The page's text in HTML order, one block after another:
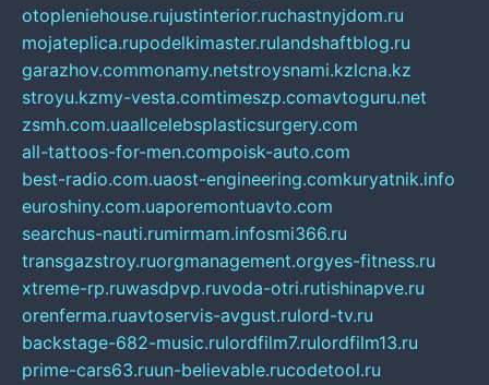
otopleniehouse.rujustinterior.ruchastnyjdom.ru
mojateplica.rupodelkimaster.rulandshaftblog.ru
garazhov.commonamy.netstroysnami.kzlcna.kz
stroyu.kzmy-vesta.comtimeszp.comavtoguru.net
zsmh.com.uaallcelebsplasticsurgery.com
all-tattoos-for-men.compoisk-auto.com
best-radio.com.uaost-engineering.comkuryatnik.info
euroshiny.com.uaporemontuavto.com
searchus-nauti.rumirmam.infosmi366.ru
transgazstroy.ruorgmanagement.orgyes-fitness.ru
xtreme-rp.ruwasdpvp.ruvoda-otri.rutishinapve.ru
orenferma.ruavtoservis-avgust.rulord-tv.ru
backstage-682-music.rulordfilm7.rulordfilm13.ru
prime-cars63.ruun-believable.rucodetool.ru